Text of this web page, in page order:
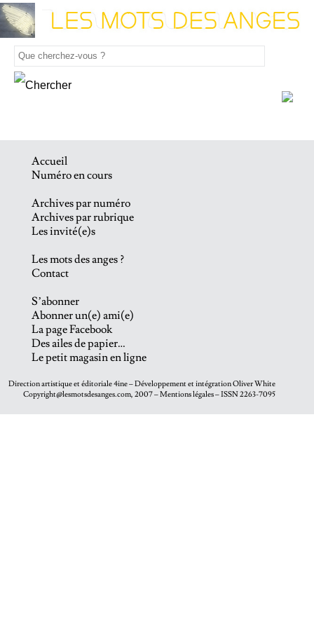
Accueil
Numéro en cours
Archives par numéro
Archives par rubrique
Les invité(e)s
Les mots des anges ?
Contact
S’abonner
Abonner un(e) ami(e)
La page Facebook
Des ailes de papier…
Le petit magasin en ligne
Direction artistique et éditoriale4ine– Développement et intégrationOliver White
Copyright@lesmotsdesanges.com, 2007 – Mentions légales – ISSN 2263-7095